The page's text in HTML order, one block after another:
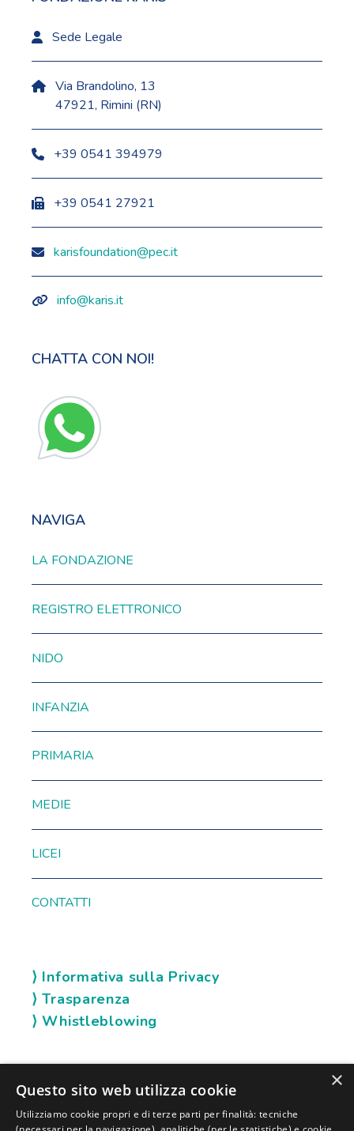
Sede Legale
Via Brandolino, 13
47921, Rimini (RN)
+39 0541 394979
+39 0541 27921
karisfoundation@pec.it
info@karis.it
CHATTA CON NOI!
NAVIGA
LA FONDAZIONE
REGISTRO ELETTRONICO
NIDO
INFANZIA
PRIMARIA
MEDIE
LICEI
CONTATTI
⟩ Informativa sulla Privacy
⟩ Trasparenza
⟩ Whistleblowing
SOCIAL KARIS ×
Questo sito web utilizza cookie
Utilizziamo cookie propri e di terze parti per finalità: tecniche